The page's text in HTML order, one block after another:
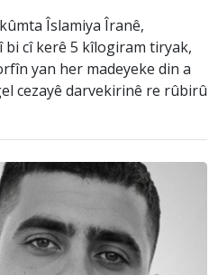
Îslamiya Îranê,
bi cî kerê 5 kîlogiram tiryak,
yan her madeyeke din a
cezayê darvekirinê re rûbirû